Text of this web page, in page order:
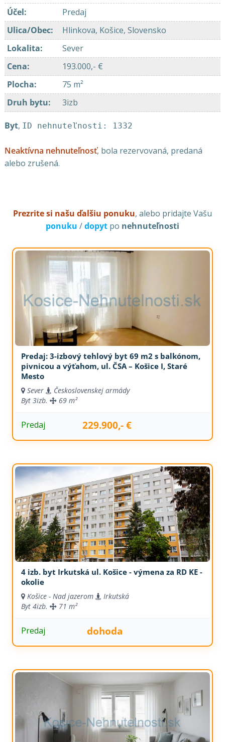
Účel:
Predaj
Ulica/Obec:
Hlinkova, Košice, Slovensko
Lokalita:
Sever
Cena:
193.000,- €
Plocha:
75 m²
Druh bytu: 3izb
Byt, ID nehnuteľnosti: 1332
Neaktívna nehnuteľnosť, bola rezervovaná, predaná
alebo zrušená.
Prezrite si našu ďalšiu ponuku, alebo pridajte Vašu
ponuku /dopyt po nehnuteľnosti
Predaj: 3-izbový tehlový byt 69 m2 s balkónom,
pivnicou a výťahom, ul. ČSA – Košice I, Staré
Mesto
Sever
Československej armády
Byt 3izb. 69 m²
Predaj 229.900,- €
4 izb. byt Irkutská ul. Košice - výmena za RD KE -
okolie
Košice - Nad jazerom
Irkutská
Byt 4izb. 71 m²
Predaj dohoda